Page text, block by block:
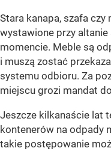
Stara kanapa, szafa
wystawione przy
momencie. Meble są
i muszą zostać
systemu odbioru. Za
miejscu grozi mandat
Jeszcze kilkanaście lat
kontenerów na odpady
takie postępowanie